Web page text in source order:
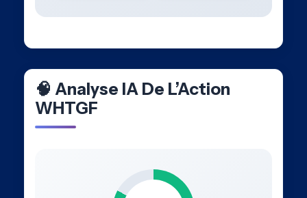
🧠 Analyse IA De L’Action
WHTGF